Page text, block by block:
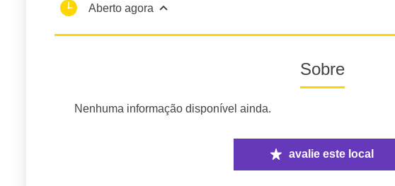
Aberto agora
Sobre
Nenhuma informação disponível ainda.
avalie este local